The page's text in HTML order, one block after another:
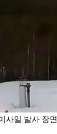
사일 발사 장